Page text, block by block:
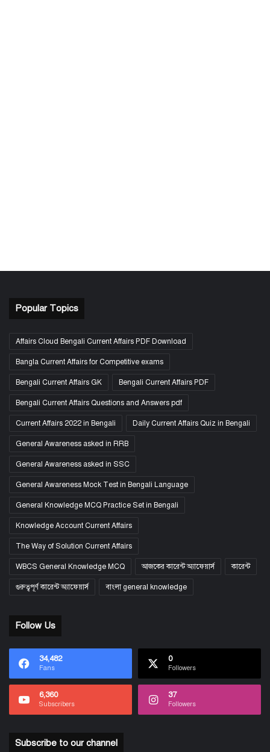
Popular Topics
Affairs Cloud Bengali Current Affairs PDF Download
Bangla Current Affairs for Competitive exams
Bengali Current Affairs GK Bengali Current Affairs PDF
Bengali Current Affairs Questions and Answers pdf
Current Affairs 2022 in Bengali Daily Current Affairs Quiz in Bengali
General Awareness asked in RRB
General Awareness asked in SSC
General Awareness Mock Test in Bengali Language
General Knowledge MCQ Practice Set in Bengali
Knowledge Account Current Affairs
The Way of Solution Current Affairs
WBCS General Knowledge MCQ আজকের কারেন্ট অ্যাফেয়ার্স কারেন্ট
গুরুত্বপূর্ণ কারেন্ট অ্যাফেয়ার্স বাংলা general knowledge
Follow Us
34,482
Fans
0
Followers
6,360
Subscribers
37
Followers
Subscribe to our channel